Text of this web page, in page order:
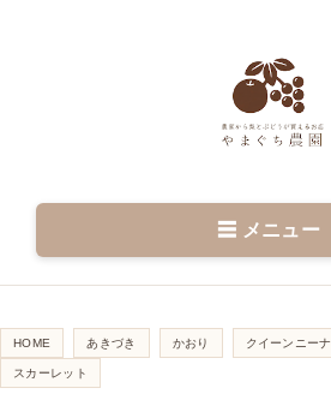
☰ メニュー
HOME あきづき かおり クイーンニーナ
スカーレット